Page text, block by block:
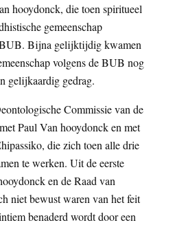
hooydonck, die toen spiritueel
gemeenschap
Bijna gelijktijdig kwamen
volgens de BUB nog
gelijkaardig gedrag.
Commissie van de
Paul Van hooydonck en met
die zich toen alle drie
te werken. Uit de eerste
en de Raad van
niet bewust waren van het feit
benaderd wordt door een